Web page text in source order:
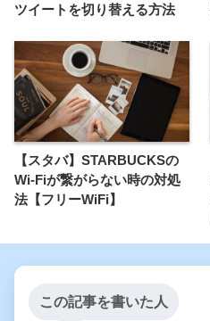
ツイートを切り替える方法
【スタバ】STARBUCKSの
Wi-Fiが繋がらない時の対処
法【フリーWiFi】
この記事を書いた人